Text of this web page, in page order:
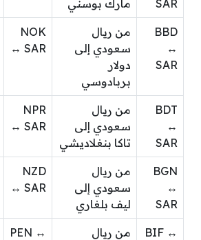
SAR
مارك بوسني
BBD
↔
SAR
من ريال
سعودي إلى
دولار
بربادوسي
NOK
↔ SAR
BDT
↔
SAR
من ريال
سعودي إلى
تاكا بنغلاديشي
NPR
↔ SAR
BGN
↔
SAR
من ريال
سعودي إلى
ليف بلغاري
NZD
↔ SAR
BIF ↔
من ريال
PEN ↔